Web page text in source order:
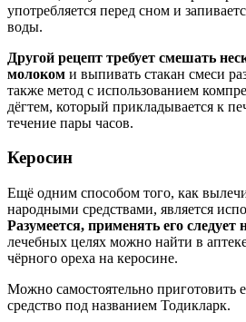
употребляется перед сном и
воды.
Другой рецепт требует смешать
молоком и выпивать стакан смеси
также метод с использованием
дёгтем, который прикладывается к
течение пары часов.
Керосин
Ещё одним способом того, как
народными средствами, является
Разумеется, применять его следует
лечебных целях можно найти в
чёрного ореха на керосине.
Можно самостоятельно приготовить
средство под названием Тодикларк.